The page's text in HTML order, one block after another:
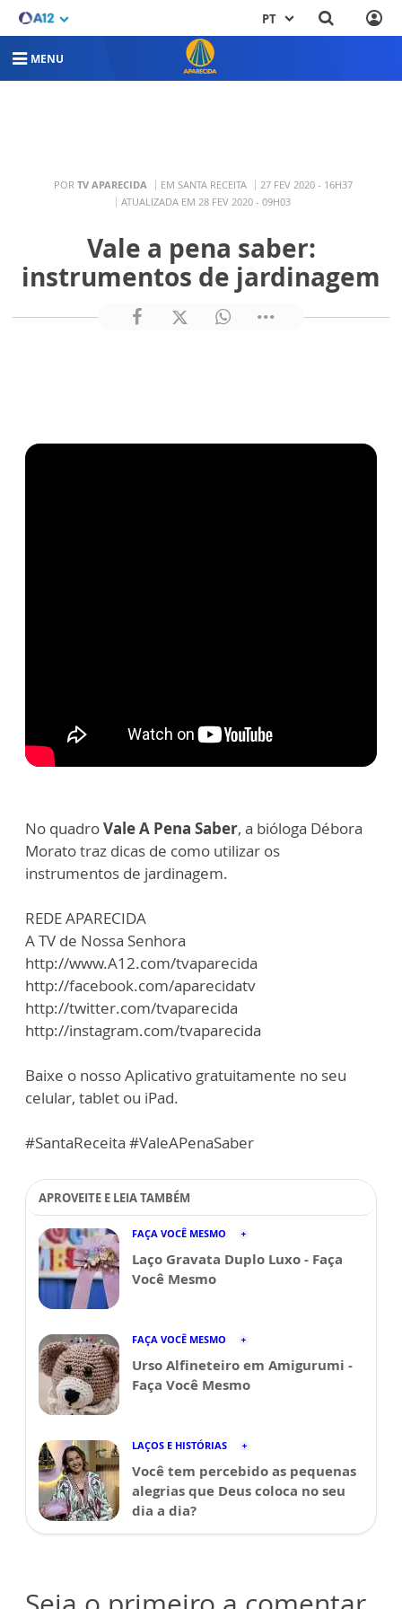
PT
MENU
POR TV APARECIDA EM SANTA RECEITA
27 FEV 2020 - 16H37
ATUALIZADA EM 28 FEV 2020 - 09H03
Vale a pena saber:
instrumentos de jardinagem
No quadroVale A Pena Saber, a bióloga Débora
Morato traz dicas de como utilizar os
instrumentos de jardinagem.
REDE APARECIDA
A TV de Nossa Senhora
http://www.A12.com/tvaparecida
http://facebook.com/aparecidatv
http://twitter.com/tvaparecida
http://instagram.com/tvaparecida
Baixe o nosso Aplicativo gratuitamente no seu
celular, tablet ou iPad.
#SantaReceita #ValeAPenaSaber
APROVEITE E LEIA TAMBÉM
FAÇA VOCÊ MESMO
Laço Gravata Duplo Luxo - Faça
Você Mesmo
FAÇA VOCÊ MESMO
Urso Alfineteiro em Amigurumi -
Faça Você Mesmo
LAÇOS E HISTÓRIAS
Você tem percebido as pequenas
alegrias que Deus coloca no seu
dia a dia?